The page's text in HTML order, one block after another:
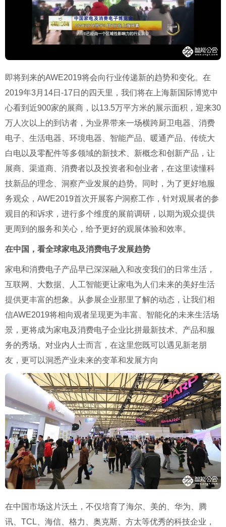
即将到来的AWE2019将会向行业传递新的趋势和变化。在
2019年3月14日-17日的四天里，我们将在上海新国际博览中
心看到近900家的展商，以13.5万平方米的展示面积，迎来30
万人次以上的到访者，为业界带来一场横跨厨卫电器、消费
电子、生活电器、环境电器、智能产品、暖通产品、传统大
白电以及零配件等多领域的新技术、新概念和创新产品，让
展商、渠道商、消费者以及投资者和创业者，在这里读懂科
技新品的理念、洞察产业发展的趋势。同时，为了更好地服
务观众，AWE2019首次开展客户洞察工作，针对观展者的参
观目的和诉求，进行多个维度的展前调研，以期为观众提供
更周到的服务和关心，给予更好的观展体验和效率。
在中国，看全球家电及消费电子发展趋势
家电和消费电子产品早已深深融入和改变我们的日常生活，
互联网、大数据、人工智能更让家电为人们未来的美好生活
提供更丰富的想象。从参展企业那里了解的动态，让我们相
信AWE2019将相向观者呈现更为丰富、智能化的未来生活场
景，更将成为家电及消费电子企业比拼最新技术、产品和服
务的秀场。对业内人士而言，在这里您既可以遇见新老朋
友，更可以洞悉产业未来的变革和发展方向
在中国市场这片沃土，不仅培育了海尔、美的、华为、腾
讯、TCL、海信、格力、奥克斯、方太等优秀的科技企业，